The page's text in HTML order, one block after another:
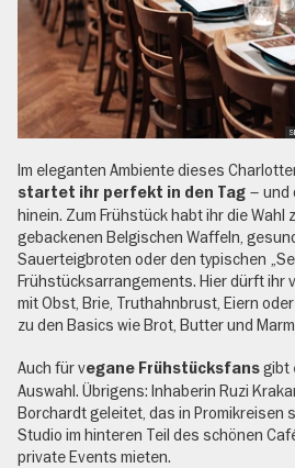
Im eleganten Ambiente dieses
startet ihr perfekt in den Tag – und
hinein. Zum Frühstück habt ihr die Wahl
gebackenen Belgischen Waffeln,
Sauerteigbroten oder den typischen
Frühstücksarrangements. Hier dürft ihr
mit Obst, Brie, Truthahnbrust, Eiern
zu den Basics wie Brot, Butter und
Auch für vegane Frühstücksfansgibt
Auswahl. Übrigens: Inhaberin Ruzi
Borchardt geleitet, das in Promikreisen
Studio im hinteren Teil des schönen
private Events mieten.